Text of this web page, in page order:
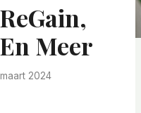
Meer
2024